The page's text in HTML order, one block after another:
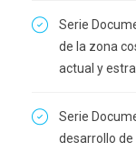
Serie
de la zona
actual y
Serie
desarrollo de